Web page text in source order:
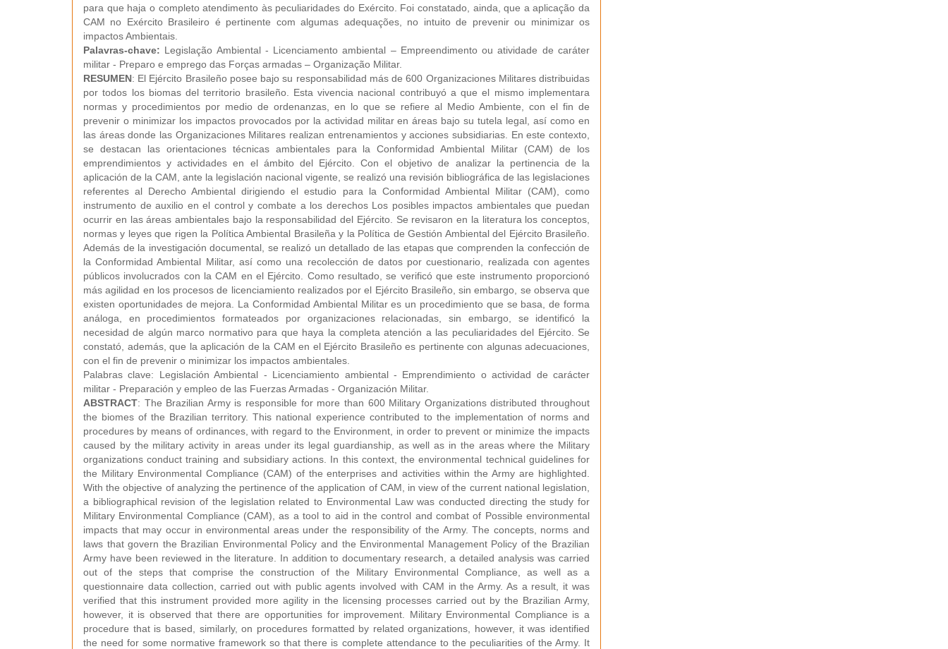
para que haja o completo atendimento às peculiaridades do Exército. Foi constatado, ainda, que a aplicação da
CAM no Exército Brasileiro é pertinente com algumas adequações, no intuito de prevenir ou minimizar os
impactos Ambientais.
Palavras-chave: Legislação Ambiental - Licenciamento ambiental – Empreendimento ou atividade de caráter
militar - Preparo e emprego das Forças armadas – Organização Militar.
RESUMEN: El Ejército Brasileño posee bajo su responsabilidad más de 600 Organizaciones Militares distribuidas
por todos los biomas del territorio brasileño. Esta vivencia nacional contribuyó a que el mismo implementara
normas y procedimientos por medio de ordenanzas, en lo que se refiere al Medio Ambiente, con el fin de
prevenir o minimizar los impactos provocados por la actividad militar en áreas bajo su tutela legal, así como en
las áreas donde las Organizaciones Militares realizan entrenamientos y acciones subsidiarias. En este contexto,
se destacan las orientaciones técnicas ambientales para la Conformidad Ambiental Militar (CAM) de los
emprendimientos y actividades en el ámbito del Ejército. Con el objetivo de analizar la pertinencia de la
aplicación de la CAM, ante la legislación nacional vigente, se realizó una revisión bibliográfica de las legislaciones
referentes al Derecho Ambiental dirigiendo el estudio para la Conformidad Ambiental Militar (CAM), como
instrumento de auxilio en el control y combate a los derechos Los posibles impactos ambientales que puedan
ocurrir en las áreas ambientales bajo la responsabilidad del Ejército. Se revisaron en la literatura los conceptos,
normas y leyes que rigen la Política Ambiental Brasileña y la Política de Gestión Ambiental del Ejército Brasileño.
Además de la investigación documental, se realizó un detallado de las etapas que comprenden la confección de
la Conformidad Ambiental Militar, así como una recolección de datos por cuestionario, realizada con agentes
públicos involucrados con la CAM en el Ejército. Como resultado, se verificó que este instrumento proporcionó
más agilidad en los procesos de licenciamiento realizados por el Ejército Brasileño, sin embargo, se observa que
existen oportunidades de mejora. La Conformidad Ambiental Militar es un procedimiento que se basa, de forma
análoga, en procedimientos formateados por organizaciones relacionadas, sin embargo, se identificó la
necesidad de algún marco normativo para que haya la completa atención a las peculiaridades del Ejército. Se
constató, además, que la aplicación de la CAM en el Ejército Brasileño es pertinente con algunas adecuaciones,
con el fin de prevenir o minimizar los impactos ambientales.
Palabras clave: Legislación Ambiental - Licenciamiento ambiental - Emprendimiento o actividad de carácter
militar - Preparación y empleo de las Fuerzas Armadas - Organización Militar.
ABSTRACT: The Brazilian Army is responsible for more than 600 Military Organizations distributed throughout
the biomes of the Brazilian territory. This national experience contributed to the implementation of norms and
procedures by means of ordinances, with regard to the Environment, in order to prevent or minimize the impacts
caused by the military activity in areas under its legal guardianship, as well as in the areas where the Military
organizations conduct training and subsidiary actions. In this context, the environmental technical guidelines for
the Military Environmental Compliance (CAM) of the enterprises and activities within the Army are highlighted.
With the objective of analyzing the pertinence of the application of CAM, in view of the current national legislation,
a bibliographical revision of the legislation related to Environmental Law was conducted directing the study for
Military Environmental Compliance (CAM), as a tool to aid in the control and combat of Possible environmental
impacts that may occur in environmental areas under the responsibility of the Army. The concepts, norms and
laws that govern the Brazilian Environmental Policy and the Environmental Management Policy of the Brazilian
Army have been reviewed in the literature. In addition to documentary research, a detailed analysis was carried
out of the steps that comprise the construction of the Military Environmental Compliance, as well as a
questionnaire data collection, carried out with public agents involved with CAM in the Army. As a result, it was
verified that this instrument provided more agility in the licensing processes carried out by the Brazilian Army,
however, it is observed that there are opportunities for improvement. Military Environmental Compliance is a
procedure that is based, similarly, on procedures formatted by related organizations, however, it was identified
the need for some normative framework so that there is complete attendance to the peculiarities of the Army. It